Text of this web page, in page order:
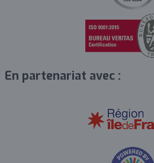
En partenariat avec :